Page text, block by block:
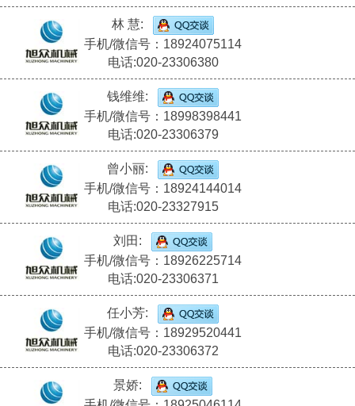
林 慧:
手机/微信号：18924075114
电话:020-23306380
钱维维:
手机/微信号：18998398441
电话:020-23306379
曾小丽:
手机/微信号：18924144014
电话:020-23327915
刘田:
手机/微信号：18926225714
电话:020-23306371
任小芳:
手机/微信号：18929520441
电话:020-23306372
景娇: